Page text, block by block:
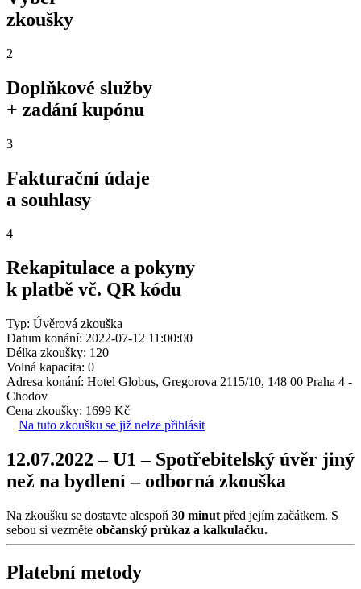
zkoušky
2
Doplňkové služby
+ zadání kupónu
3
Fakturační údaje
a souhlasy
4
Rekapitulace a pokyny
k platbě vč. QR kódu
Typ: Úvěrová zkouška
Datum konání: 2022-07-12 11:00:00
Délka zkoušky: 120
Volná kapacita: 0
Adresa konání: Hotel Globus, Gregorova 2115/10, 148 00 Praha 4 -
Chodov
Cena zkoušky: 1699 Kč
Na tuto zkoušku se již nelze přihlásit
12.07.2022 – U1 – Spotřebitelský úvěr jiný
než na bydlení – odborná zkouška
Na zkoušku se dostavte alespoň 30 minut před jejím začátkem. S
sebou si vezměte občanský průkaz a kalkulačku.
Platební metody